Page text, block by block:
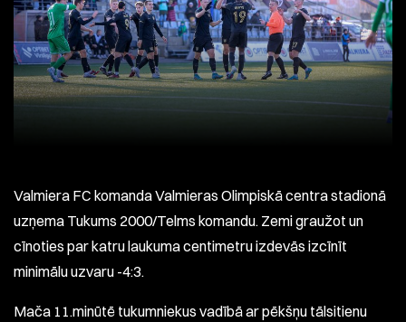
Valmiera FC komanda Valmieras Olimpiskā centra stadionā
uzņema Tukums 2000/Telms komandu. Zemi graužot un
cīnoties par katru laukuma centimetru izdevās izcīnīt
minimālu uzvaru -4:3.
Mača 11.minūtē tukumniekus vadībā ar pēkšņu tālsitienu